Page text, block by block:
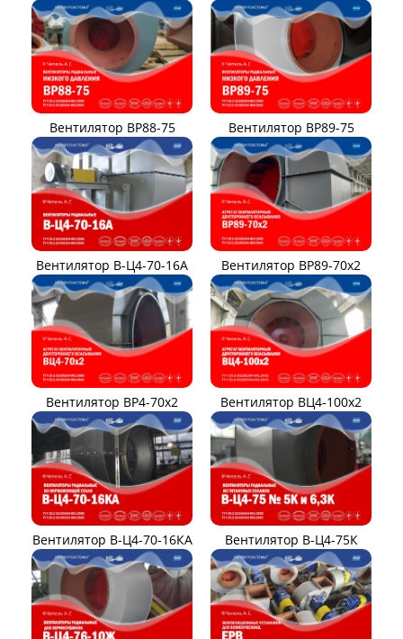
Вентилятор ВР88-75 Вентилятор ВР89-75
Вентилятор В-Ц4-70-16А Вентилятор ВР89-70x2
Вентилятор ВР4-70x2 Вентилятор ВЦ4-100х2
Вентилятор В-Ц4-70-16КА Вентилятор В-Ц4-75К